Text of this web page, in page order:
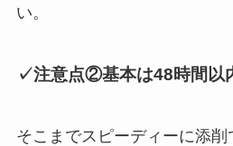
い。
✓注意点②基本は48時間以
そこまでスピーディーに添